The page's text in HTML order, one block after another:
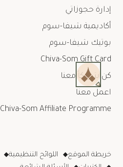
إدارة حجوزاتي
أكاديمية شيفا-سوم
بوتيك شيفا-سوم
Chiva-Som Gift Card
كن شريكاً معنا
اعمل معنا
Chiva-Som Affiliate Programme
خريطة الموقع اللوائح التنظيمية